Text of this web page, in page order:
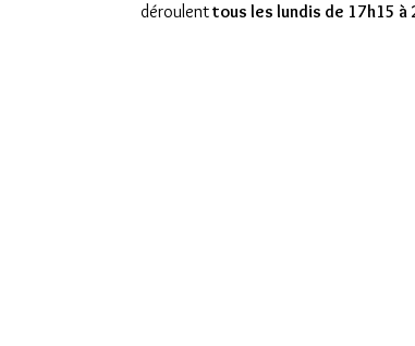
déroulenttous les lundis de 17h15 à